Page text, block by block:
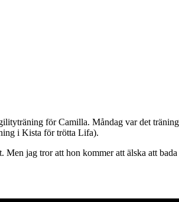
för Camilla. Måndag var det
i Kista för trötta Lifa).
Men jag tror att hon kommer att älska att